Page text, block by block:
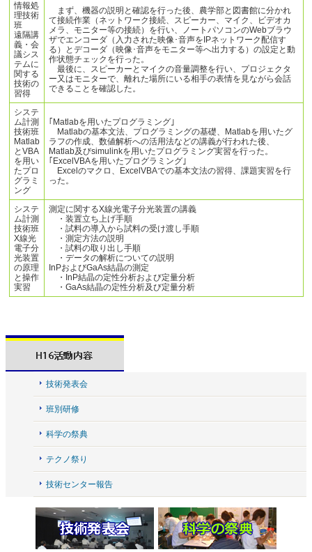
情報処
理技術
班
遠隔講
義・会
議シス
テムに
関する
技術の
習得
まず、機器の説明と確認を行った後、農学部と図書館に分かれ
て接続作業（ネットワーク接続、スピーカー、マイク、ビデオカ
メラ、モニター等の接続）を行い、ノートパソコンのWebブラウ
ザでエンコーダ（入力された映像･音声をIPネットワーク配信す
る）とデコーダ（映像･音声をモニター等へ出力する）の設定と動
作状態チェックを行った。
最後に、スピーカーとマイクの音量調整を行い、プロジェクタ
ー又はモニターで、離れた場所にいる相手の表情を見ながら会話
できることを確認した。
システ
ム計測
技術班
Matlab
とVBA
を用い
たプロ
グラミ
ング
｢Matlabを用いたプログラミング｣
Matlabの基本文法、プログラミングの基礎、Matlabを用いたグ
ラフの作成、数値解析への活用法などの講義が行われた後、
Matlab及びsimulinkを用いたプログラミング実習を行った。
｢ExcelVBAを用いたプログラミング｣
Excelのマクロ、ExcelVBAでの基本文法の習得、課題実習を行
った。
システ
ム計測
技術班
X線光
電子分
光装置
の原理
と操作
実習
測定に関するX線光電子分光装置の講義
・装置立ち上げ手順
・試料の導入から試料の受け渡し手順
・測定方法の説明
・試料の取り出し手順
・データの解析についての説明
InPおよびGaAs結晶の測定
・InP結晶の定性分析および定量分析
・GaAs結晶の定性分析及び定量分析
技術発表会
班別研修
科学の祭典
テクノ祭り
技術センター報告